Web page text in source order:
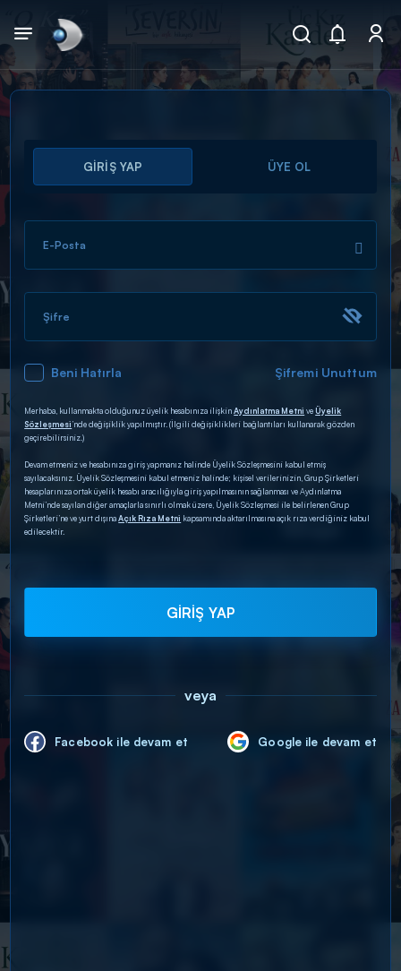
Arama
ARAMA SONUÇLARI
DİĞER SONUÇLAR
GİRİŞ YAP ÜYE OL
E-Posta
Şifre
Beni Hatırla Şifremi Unuttum
Merhaba, kullanmakta olduğunuz üyelik hesabınıza ilişkinAydınlatma Metni veÜyelik
Sözleşmesi’nde değişiklik yapılmıştır. (İlgili değişiklikleri bağlantıları kullanarak gözden
geçirebilirsiniz.)
Devam etmeniz ve hesabınıza giriş yapmanız halinde Üyelik Sözleşmesini kabul etmiş
sayılacaksınız. Üyelik Sözleşmesini kabul etmeniz halinde; kişisel verilerinizin, Grup Şirketleri
hesaplarınıza ortak üyelik hesabı aracılığıyla giriş yapılmasının sağlanması ve Aydınlatma
Metni’nde sayılan diğer amaçlarla sınırlı olmak üzere, Üyelik Sözleşmesi ile belirlenen Grup
Şirketleri’ne ve yurt dışınaAçık Rıza Metni kapsamında aktarılmasına açık rıza verdiğiniz kabul
edilecektir.
GİRİŞ YAP
veya
Facebook ile devam et Google ile devam et